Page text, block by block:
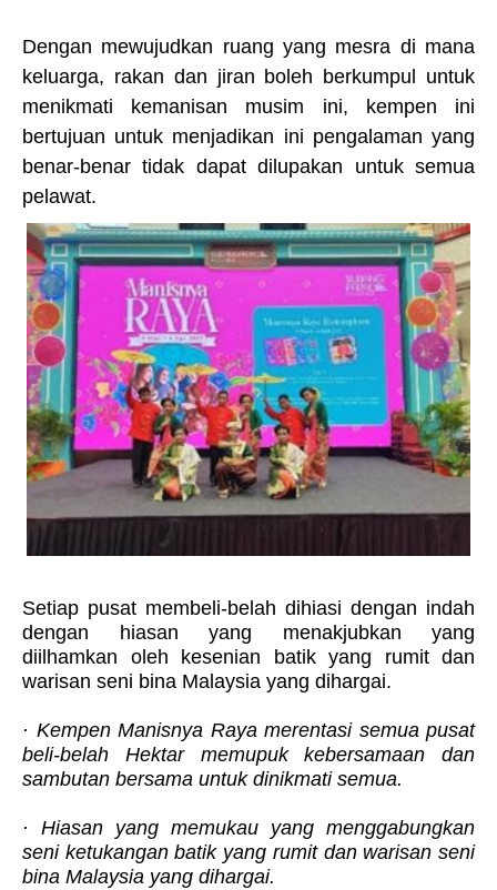
Dengan mewujudkan ruang yang mesra di mana
keluarga, rakan dan jiran boleh berkumpul untuk
menikmati kemanisan musim ini, kempen ini
bertujuan untuk menjadikan ini pengalaman yang
benar-benar tidak dapat dilupakan untuk semua
pelawat.
Setiap pusat membeli-belah dihiasi dengan indah
dengan hiasan yang menakjubkan yang
diilhamkan oleh kesenian batik yang rumit dan
warisan seni bina Malaysia yang dihargai.
· Kempen Manisnya Raya merentasi semua pusat
beli-belah Hektar memupuk kebersamaan dan
sambutan bersama untuk dinikmati semua.
· Hiasan yang memukau yang menggabungkan
seni ketukangan batik yang rumit dan warisan seni
bina Malaysia yang dihargai.